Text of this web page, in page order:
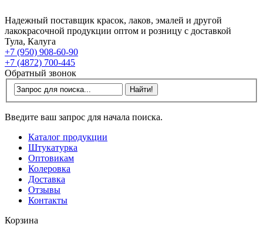
Надежный поставщик красок, лаков, эмалей и другой
лакокрасочной продукции оптом и розницу с доставкой
Тула, Калуга
+7 (950) 908-60-90
+7 (4872) 700-445
Обратный звонок
Введите ваш запрос для начала поиска.
Каталог продукции
Штукатурка
Оптовикам
Колеровка
Доставка
Отзывы
Контакты
Корзина